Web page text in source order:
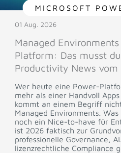
MICROSOFT
01 Aug. 2026
Managed
Platform: Das musst
Productivity News
Wer heute eine Power-
mehr als einer Handvoll
kommt an einem Begriff
Managed Environments.
noch ein Nice-to-have für
ist 2026 faktisch zur
professionelle Governance,
lizenzrechtliche Compliance